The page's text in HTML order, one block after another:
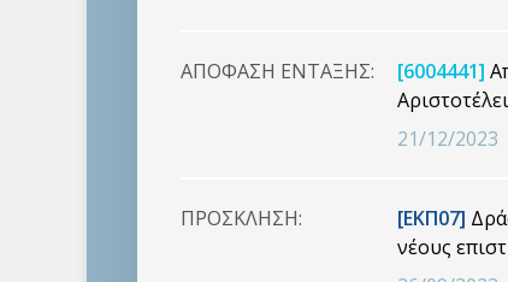
ΑΠΟΦΑΣΗ ΕΝΤΑΞΗΣ: [6004441]
21/12/2023
ΠΡΟΣΚΛΗΣΗ: [ΕΚΠ07]
νέους